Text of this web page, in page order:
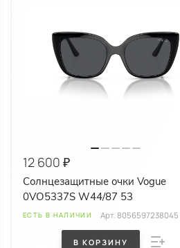
12 600 ₽
Солнцезащитные очки Vogue
0VO5337S W44/87 53
ЕСТЬ В НАЛИЧИИ Арт.8056597238045
В КОРЗИНУ